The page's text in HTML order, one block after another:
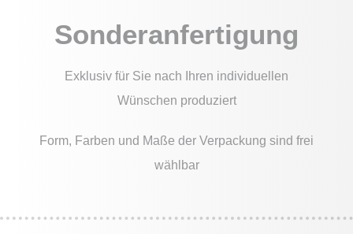
Sonderanfertigung
Exklusiv für Sie nach Ihren individuellen
Wünschen produziert
Form, Farben und Maße der Verpackung sind frei
wählbar